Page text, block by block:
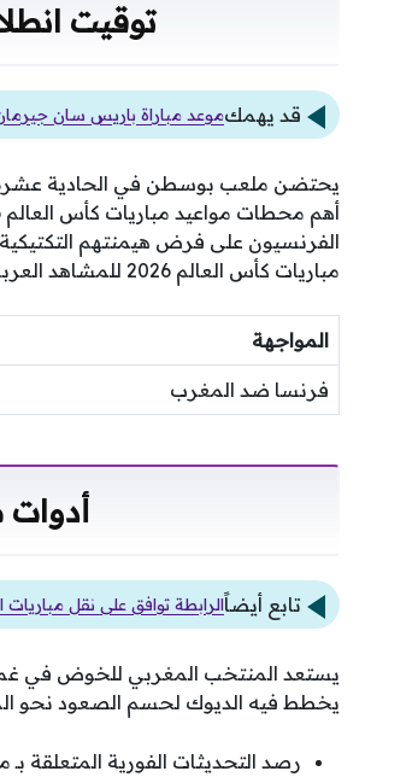
توقيت
قد يهمكموعد مباراة باريس سان جيرمان
يحتضن ملعب بوسطن في الحادية عشرة
مباريات كأس العالم 2026 للمشاهد العربي.
المواجهة
فرنسا ضد المغرب
أدوات
تابع أيضاًالرابطة توافق على نقل
يخطط فيه الديوك لحسم الصعود نحو
رصد التحديثات الفورية المتعلقة بـ